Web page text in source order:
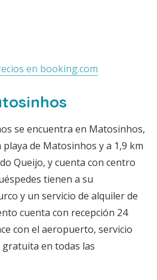
en booking.com
se encuentra en Matosinhos,
de Matosinhos y a 1,9 km
Queijo, y cuenta con centro
tienen a su
y un servicio de alquiler de
cuenta con recepción 24
con el aeropuerto, servicio
gratuita en todas las